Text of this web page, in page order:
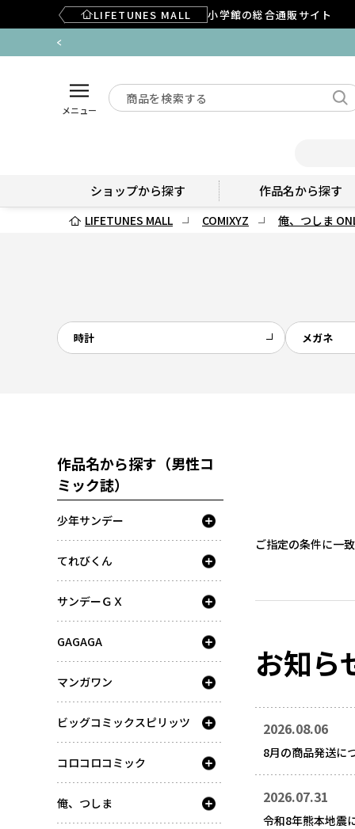
LIFETUNES MALL 小学館の総合通販サイト
メニュー
ショップから探す 作品名から探す
LIFETUNES MALL COMIXYZ 俺、つしま
時計 メガネ
作品名から探す（男性コ
ミック誌）
少年サンデー
てれびくん
サンデーＧＸ
GAGAGA
マンガワン
ビッグコミックスピリッツ
コロコロコミック
俺、つしま
ご指定の条件に一
お知ら
2026.08.06
8月の商品発送に
2026.07.31
令和8年熊本地震